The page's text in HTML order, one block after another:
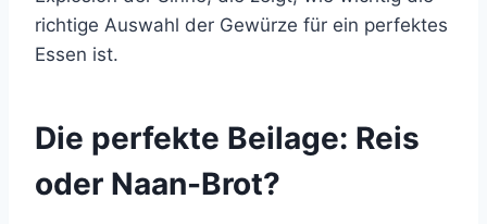
richtige Auswahl der Gewürze für ein perfektes
Essen ist.
Die perfekte Beilage: Reis
oder Naan-Brot?